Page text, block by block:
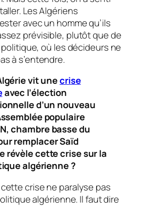
Les Algériens
avec un homme qu’ils
prévisible, plutôt que de
où les décideurs ne
à s’entendre.
vit unecrise
avec l’élection
d’un nouveau
populaire
chambre basse du
remplacer Saïd
révèle cette crise sur la
algérienne?
crise ne paralyse pas
algérienne. Il faut dire